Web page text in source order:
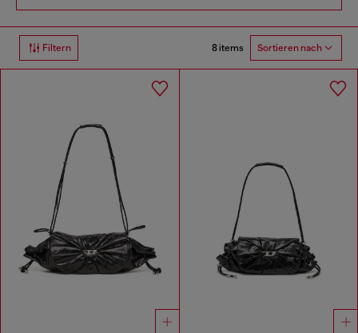
Filtern 8 items Sortieren nach